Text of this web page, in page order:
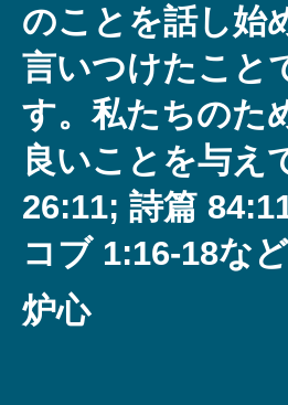
のことを話し始
言いつけたこと
す。私たちのた
良いことを与え
26:11; 詩篇
コブ 1:16-18など
炉心